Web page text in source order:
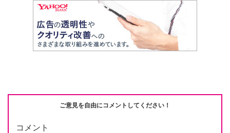
ご意見を自由にコメントしてください！